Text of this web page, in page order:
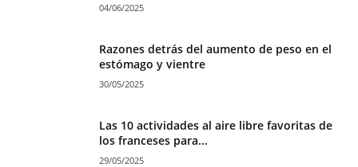
04/06/2025
Razones detrás del aumento de peso en el
estómago y vientre
30/05/2025
Las 10 actividades al aire libre favoritas de
los franceses para...
29/05/2025